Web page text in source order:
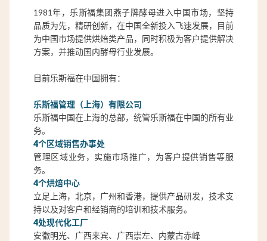
1981年，乐斯福集团燕子牌酵母进入中国市场，坚持
品质为先，精研创新，在中国全新投入飞速发展，目前
为中国市场提供烘焙类产品，同时积极为客户提供解决
方案，并推动国内酵母行业发展。
目前乐斯福在中国拥有：
乐斯福管理（上海）有限公司
乐斯福中国在上海的总部，统管乐斯福在中国的所有业
务。
4个区域销售办事处
管理区域业务，实施市场推广，为客户提供销售等服
务。
4个烘焙中心
立足上海，北京，广州和香港，提供产品研发，技术支
持以及对客户和经销商的培训和技术服务。
4处现代化工厂
安徽明光、广西来宾、广西崇左、内蒙古赤峰